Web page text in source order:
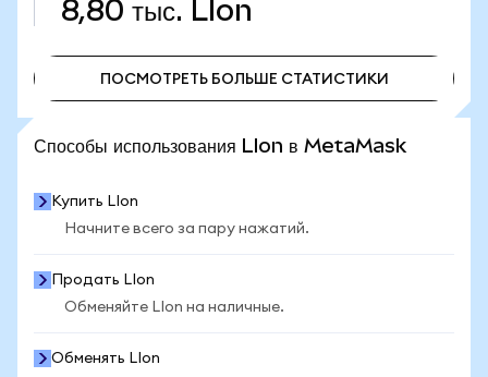
8,80 тыс. LIon
ПОСМОТРЕТЬ БОЛЬШЕ СТАТИСТИКИ
Способы использования LIon в MetaMask
Купить LIon
Начните всего за пару нажатий.
Продать LIon
Обменяйте LIon на наличные.
Обменять LIon